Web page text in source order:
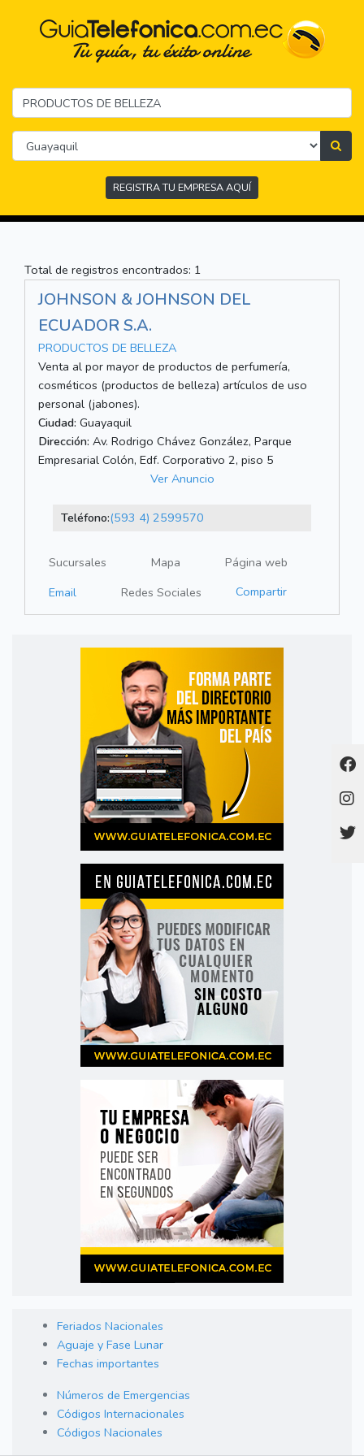
REGISTRA TU EMPRESA AQUÍ
Total de registros encontrados: 1
JOHNSON & JOHNSON DEL
ECUADOR S.A.
PRODUCTOS DE BELLEZA
Venta al por mayor de productos de perfumería,
cosméticos (productos de belleza) artículos de uso
personal (jabones).
Ciudad: Guayaquil
Dirección: Av. Rodrigo Chávez González, Parque
Empresarial Colón, Edf. Corporativo 2, piso 5
Ver Anuncio
Teléfono:(593 4) 2599570
Sucursales Mapa
Página web
Email
Redes Sociales Compartir
Feriados Nacionales
Aguaje y Fase Lunar
Fechas importantes
Números de Emergencias
Códigos Internacionales
Códigos Nacionales